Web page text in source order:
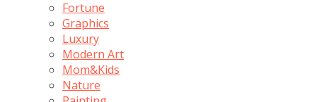
Fortune
Graphics
Luxury
Modern Art
Mom&Kids
Nature